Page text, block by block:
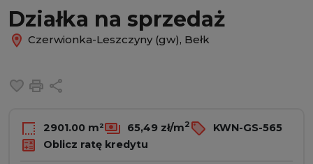
Działka na sprzedaż
Czerwionka-Leszczyny (gw), Bełk
Dodaj do ulubionych
Drukuj
2901.00 m² 65,49 zł/m2
KWN-GS-565
Oblicz ratę kredytu